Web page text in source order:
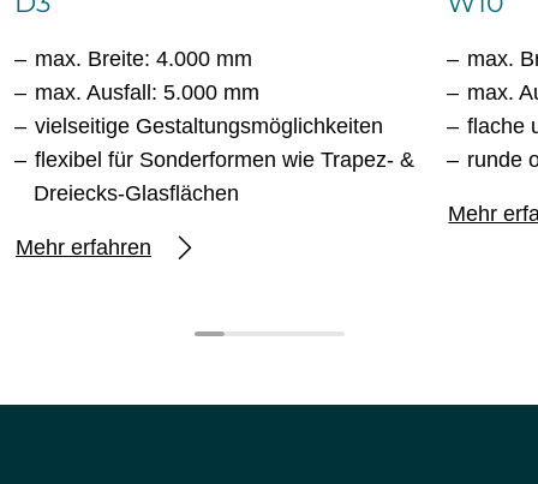
max. Breite: 4.000 mm
max. Ausfall: 5.000 mm
vielseitige Gestaltungsmöglichkeiten
flexibel für Sonderformen wie Trapez- &
Dreiecks-Glasflächen
Mehr erfahren
max.
max.
flache
runde
Mehr